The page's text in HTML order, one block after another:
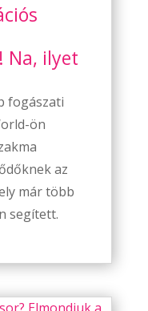
Na, ilyet
fogászati
ön
az
már több
segített.